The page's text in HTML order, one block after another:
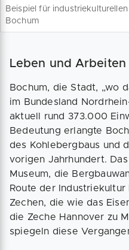
Beispiel für
Bochum
Leben und
Bochum, die Stadt, „wo
im Bundesland
aktuell rund 373.000
Bedeutung erlangte
des Kohlebergbaus und
vorigen Jahrhundert.
Museum, die
Route der
Zechen, die wie das
die Zeche Hannover zu
spiegeln diese